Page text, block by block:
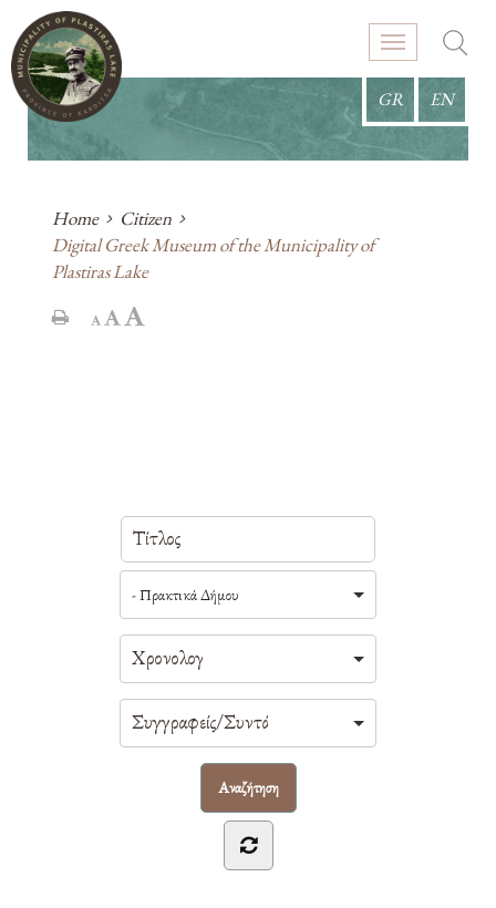
GR EN
Home
Citizen
Digital Greek Museum of the Municipality of
Plastiras Lake
- Πρακτικά Δήμου